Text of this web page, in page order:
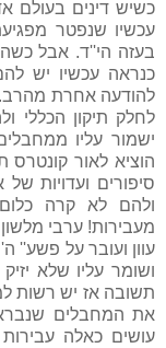
כשיש דינים בעולם
עכשיו שנפטר
בעזה הי''ד. אבל
כנראה עכשיו יש
להודעה אחרת מהרב.
לחלק תיקון הכללי
ישמור עליו
הוציא לאור קונטרס
סיפורים ועדויות
ולהם לא קרה
מעבירות! ערבי
עוון ועובר על פשע''
ושומר עליו שלא
תשובה אז יש רשות
את המחבלים
עושים כאלה